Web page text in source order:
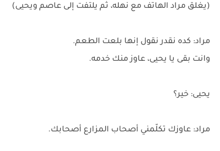
(يغلق مراد الهاتف مع نهله، ثم يلتفت إلى عاصم ويحيى)
مراد: كده نقدر نقول إنها بلعت الطعم.
وانت بقى يا يحيى، عاوز منك خدمه.
يحيى: خير؟
مراد: عاوزك تكلّمني أصحاب المزارع أصحابك.